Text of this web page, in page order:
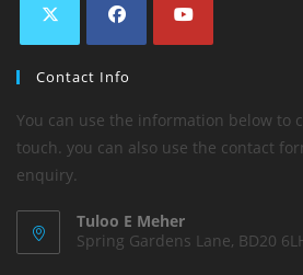
Contact Info
You can use the information below to
touch. you can also use the contact
enquiry.
Tuloo E Meher
Spring Gardens Lane, BD20